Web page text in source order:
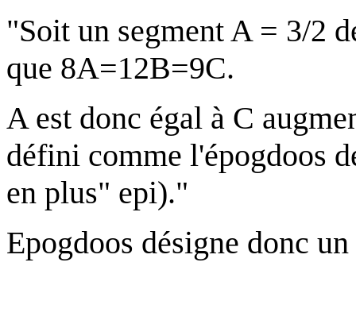
"Soit un segment A = 3/2
que 8A=12B=9C.
A est donc égal à C
défini comme l'épogdoos
en plus" epi)."
Epogdoos désigne donc